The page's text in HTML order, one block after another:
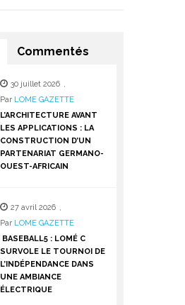
Commentés
30 juillet 2026 ,
Par LOME GAZETTE
L’ARCHITECTURE AVANT
LES APPLICATIONS : LA
CONSTRUCTION D’UN
PARTENARIAT GERMANO-
OUEST-AFRICAIN
27 avril 2026 ,
Par LOME GAZETTE
BASEBALL5 : LOMÉ C
SURVOLE LE TOURNOI DE
L’INDÉPENDANCE DANS
UNE AMBIANCE
ÉLECTRIQUE